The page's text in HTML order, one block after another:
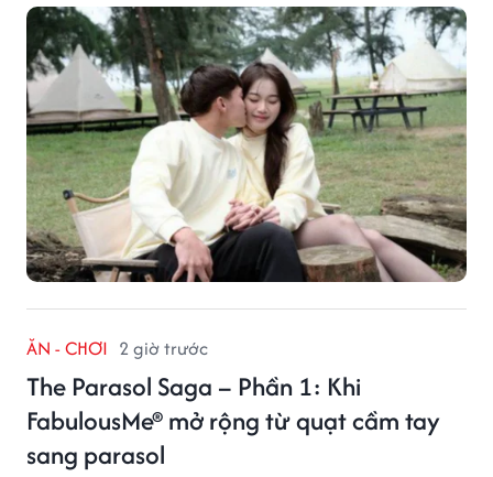
ĂN - CHƠI 2 giờ trước
The Parasol Saga – Phần 1: Khi
FabulousMe® mở rộng từ quạt cầm tay
sang parasol